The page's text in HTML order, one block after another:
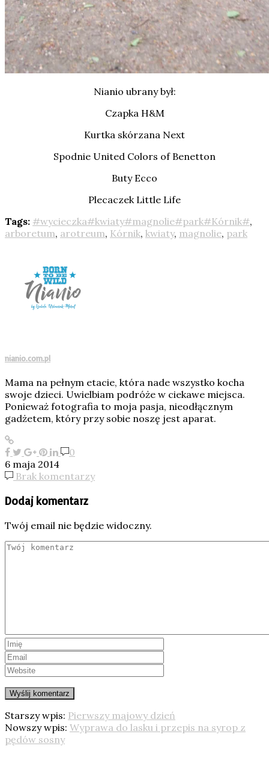
Nianio ubrany był:
Czapka H&M
Kurtka skórzana Next
Spodnie United Colors of Benetton
Buty Ecco
Plecaczek Little Life
Tags: #wycieczka#kwiaty#magnolie#park#Kórnik#,
arboretum, arotreum, Kórnik, kwiaty, magnolie, park
nianio.com.pl
Mama na pełnym etacie, która nade wszystko kocha
swoje dzieci. Uwielbiam podróże w ciekawe miejsca.
Ponieważ fotografia to moja pasja, nieodłącznym
gadżetem, który przy sobie noszę jest aparat.
0
6 maja 2014
Brak komentarzy
Dodaj komentarz
Twój email nie będzie widoczny.
Starszy wpis: Pierwszy majowy dzień
Nowszy wpis: Wyprawa do lasku i przepis na syrop z
pędów sosny